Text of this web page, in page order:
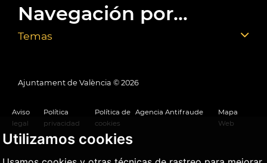
Utilizamos cookies
Navegación por...
Temas
Ajuntament de València © 2026
Aviso
legal
Política
privacidad
Política de
cookies
Agencia Antifraude
Mapa
Web